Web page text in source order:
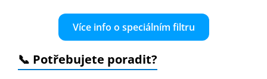
Více info o speciálním filtru
📞 Potřebujete poradit?